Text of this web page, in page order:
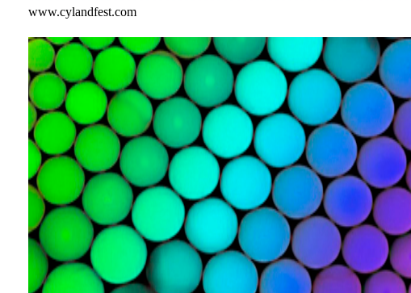
www.cylandfest.com